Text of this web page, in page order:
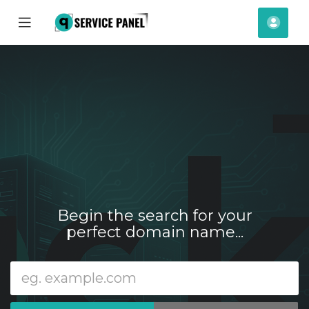
Mobile
Menu
Begin the search for your
perfect domain name...